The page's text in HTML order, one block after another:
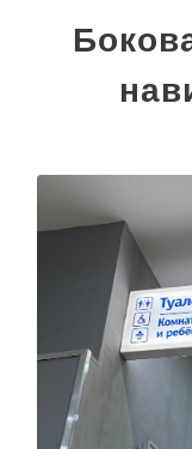
ЦЕНЫ
КАТАЛОГ
БЛОГ
О